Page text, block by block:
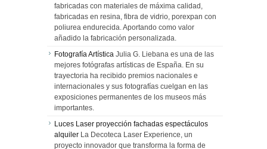
fabricadas con materiales de máxima calidad,
fabricadas en resina, fibra de vidrio, porexpan con
poliurea endurecida. Aportando como valor
añadido la fabricación personalizada.
Fotografía Artística Julia G. Liebana es una de las
mejores fotógrafas artísticas de España. En su
trayectoria ha recibido premios nacionales e
internacionales y sus fotografías cuelgan en las
exposiciones permanentes de los museos más
importantes.
Luces Laser proyección fachadas espectáculos
alquiler La Decoteca Laser Experience, un
proyecto innovador que transforma la forma de